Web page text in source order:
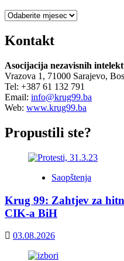
Arhiva
Kontakt
Asocijacija nezavisnih
Vrazova 1, 71000 Sarajevo,
Tel: +387 61 132 791
Email: info@krug99.ba
Web: www.krug99.ba
Propustili ste?
Saopštenja
Krug 99: Zahtjev za
CIK-a BiH
03.08.2026